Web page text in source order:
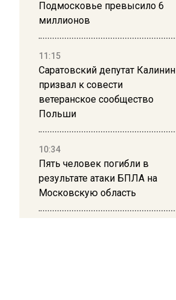
Подмосковье превысило 6
миллионов
11:15
Саратовский депутат Калинин
призвал к совести
ветеранское сообщество
Польши
10:34
Пять человек погибли в
результате атаки БПЛА на
Московскую область